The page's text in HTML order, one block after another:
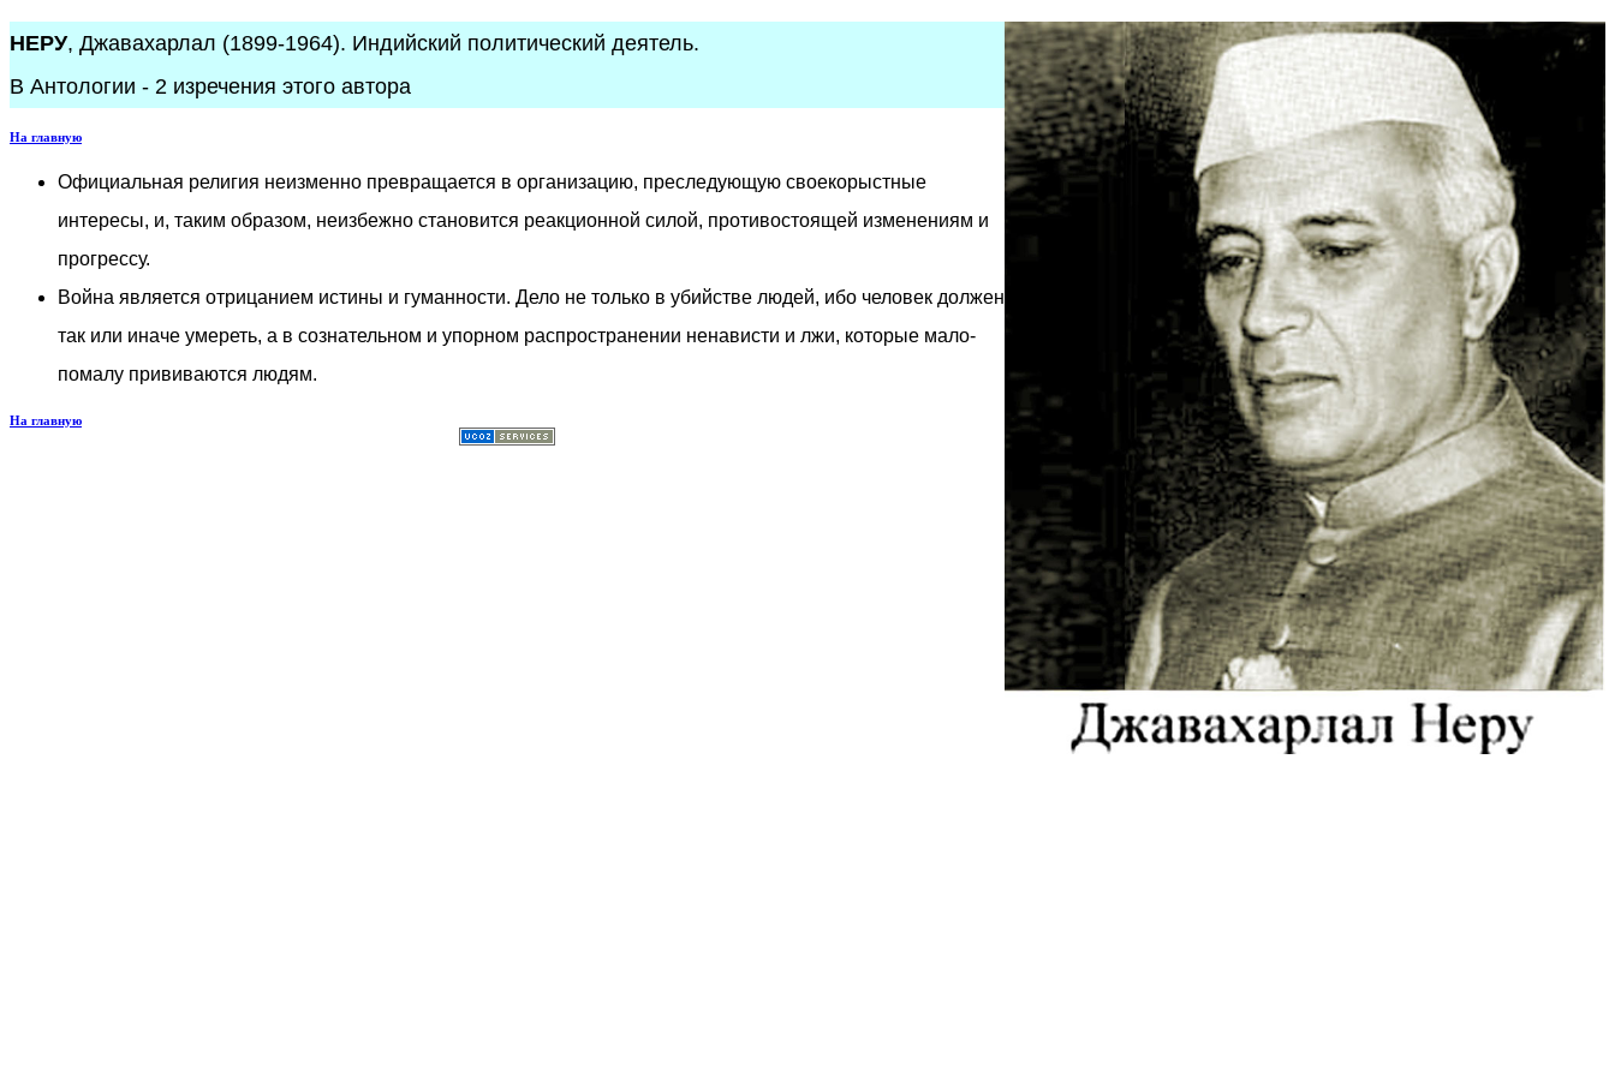
НЕРУ, Джавахарлал (1899-1964). Индийский политический деятель.
В Антологии - 2 изречения этого автора
На главную
Официальная религия неизменно превращается в организацию, преследующую своекорыстные
интересы, и, таким образом, неизбежно становится реакционной силой, противостоящей изменениям и
прогрессу.
Война является отрицанием истины и гуманности. Дело не только в убийстве людей, ибо человек должен
так или иначе умереть, а в сознательном и упорном распространении ненависти и лжи, которые мало-
помалу прививаются людям.
На главную